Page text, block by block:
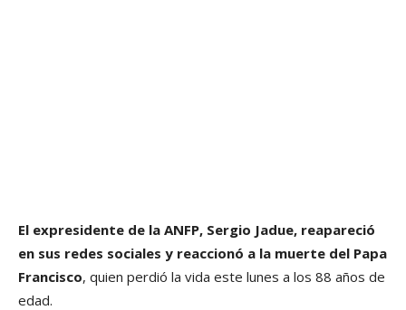
El expresidente de la ANFP, Sergio Jadue, reapareció
en sus redes sociales y reaccionó a la muerte del Papa
Francisco, quien perdió la vida este lunes a los 88 años de
edad.